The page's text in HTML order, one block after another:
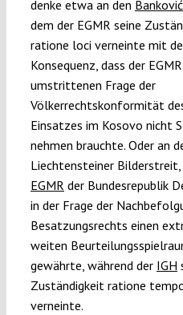
denke etwa an den
dem der EGMR seine
ratione loci verneinte mit
Konsequenz, dass der
umstrittenen Frage der
Völkerrechtskonformität
Einsatzes im Kosovo nicht
nehmen brauchte. Oder an
Liechtensteiner Bilderstreit,
EGMR der Bundesrepublik
in der Frage der
Besatzungsrechts einen
weiten
gewährte, während der IGH
Zuständigkeit ratione
verneinte.